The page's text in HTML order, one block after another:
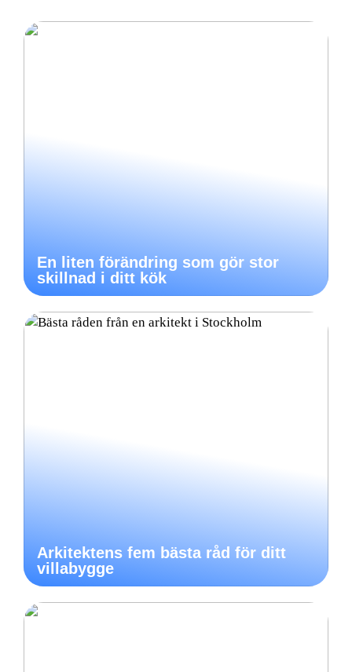
En liten förändring som gör stor
skillnad i ditt kök
Arkitektens fem bästa råd för ditt
villabygge